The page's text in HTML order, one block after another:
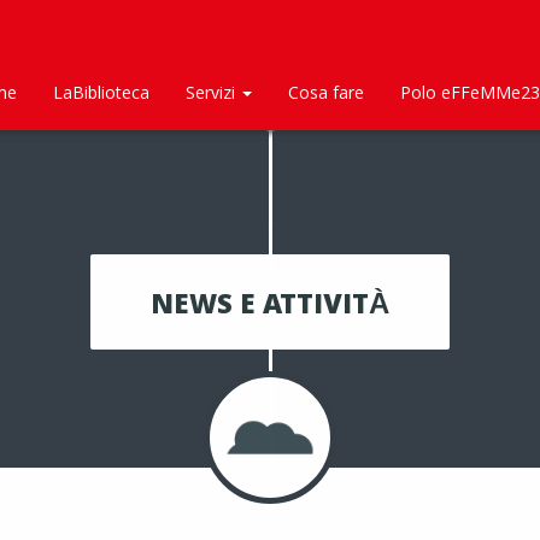
LaBiblioteca Servizi Cosa fare Polo eFFeMMe23
NEWS E ATTIVITÀ